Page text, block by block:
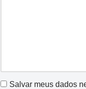
Salvar meus dados